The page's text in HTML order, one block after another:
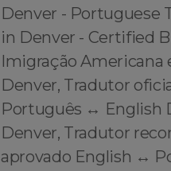
Denver - Portuguese
in Denver - Certified
Imigração
Denver, Tradutor
Português ↔️ English
Denver, Tradutor
aprovado English ↔️